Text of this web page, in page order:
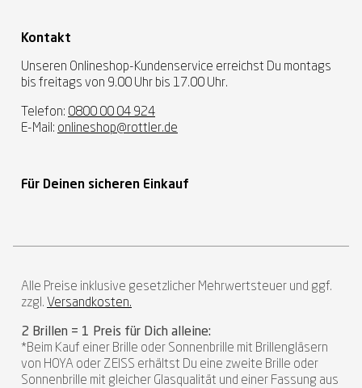
Kontakt
Unseren Onlineshop-Kundenservice erreichst Du montags
bis freitags von 9.00 Uhr bis 17.00 Uhr.
Telefon: 0800 00 04 924
E-Mail: onlineshop@rottler.de
Für Deinen sicheren Einkauf
Alle Preise inklusive gesetzlicher Mehrwertsteuer und ggf.
zzgl. Versandkosten.
2 Brillen = 1 Preis für Dich alleine:
*Beim Kauf einer Brille oder Sonnenbrille mit Brillengläsern
von HOYA oder ZEISS erhältst Du eine zweite Brille oder
Sonnenbrille mit gleicher Glasqualität und einer Fassung aus